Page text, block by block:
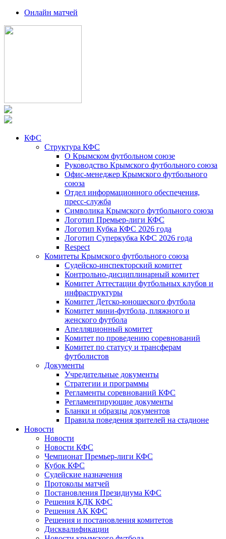
Онлайн матчей
КФС
Структура КФС
О Крымском футбольном союзе
Руководство Крымского футбольного союза
Офис-менеджер Крымского футбольного
союза
Отдел информационного обеспечения,
пресс-служба
Символика Крымского футбольного союза
Логотип Премьер-лиги КФС
Логотип Кубка КФС 2026 года
Логотип Суперкубка КФС 2026 года
Respect
Комитеты Крымского футбольного союза
Судейско-инспекторский комитет
Контрольно-дисциплинарный комитет
Комитет Аттестации футбольных клубов и
инфраструктуры
Комитет Детско-юношеского футбола
Комитет мини-футбола, пляжного и
женского футбола
Апелляционный комитет
Комитет по проведению соревнований
Комитет по статусу и трансферам
футболистов
Документы
Учредительные документы
Стратегии и программы
Регламенты соревнований КФС
Регламентирующие документы
Бланки и образцы документов
Правила поведения зрителей на стадионе
Новости
Новости
Новости КФС
Чемпионат Премьер-лиги КФС
Кубок КФС
Судейские назначения
Протоколы матчей
Постановления Президиума КФС
Решения КДК КФС
Решения АК КФС
Решения и постановления комитетов
Дисквалификации